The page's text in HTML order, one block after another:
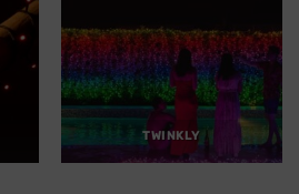
TWINKLY